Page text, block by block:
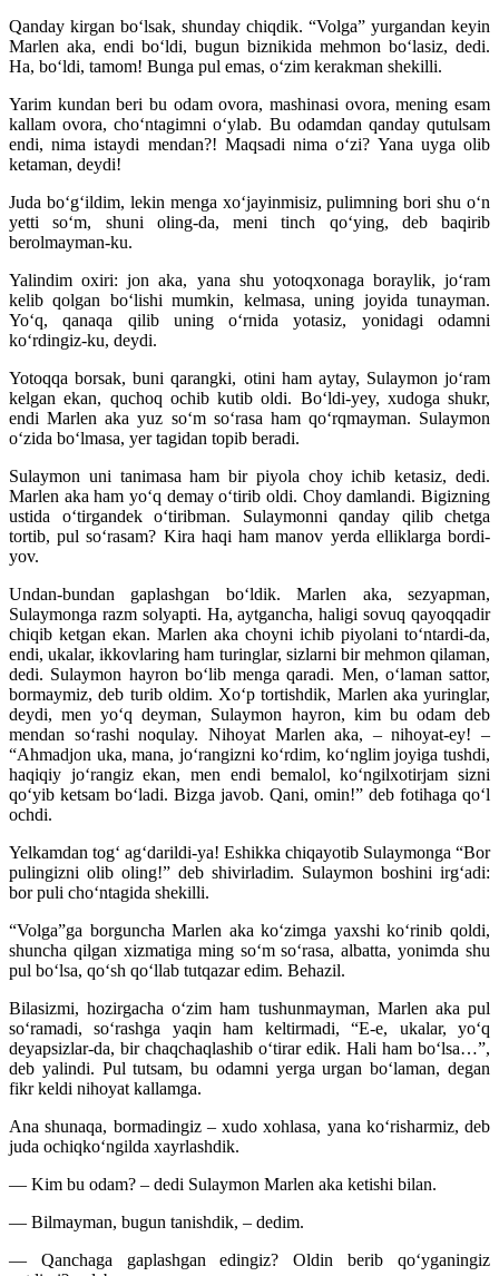
Qanday kirgan bo‘lsak, shunday chiqdik. “Volga” yurgandan keyin
Marlen aka, endi bo‘ldi, bugun biznikida mehmon bo‘lasiz, dedi.
Ha, bo‘ldi, tamom! Bunga pul emas, o‘zim kerakman shekilli.
Yarim kundan beri bu odam ovora, mashinasi ovora, mening esam
kallam ovora, cho‘ntagimni o‘ylab. Bu odamdan qanday qutulsam
endi, nima istaydi mendan?! Maqsadi nima o‘zi? Yana uyga olib
ketaman, deydi!
Juda bo‘g‘ildim, lekin menga xo‘jayinmisiz, pulimning bori shu o‘n
yetti so‘m, shuni oling-da, meni tinch qo‘ying, deb baqirib
berolmayman-ku.
Yalindim oxiri: jon aka, yana shu yotoqxonaga boraylik, jo‘ram
kelib qolgan bo‘lishi mumkin, kelmasa, uning joyida tunayman.
Yo‘q, qanaqa qilib uning o‘rnida yotasiz, yonidagi odamni
ko‘rdingiz-ku, deydi.
Yotoqqa borsak, buni qarangki, otini ham aytay, Sulaymon jo‘ram
kelgan ekan, quchoq ochib kutib oldi. Bo‘ldi-yey, xudoga shukr,
endi Marlen aka yuz so‘m so‘rasa ham qo‘rqmayman. Sulaymon
o‘zida bo‘lmasa, yer tagidan topib beradi.
Sulaymon uni tanimasa ham bir piyola choy ichib ketasiz, dedi.
Marlen aka ham yo‘q demay o‘tirib oldi. Choy damlandi. Bigizning
ustida o‘tirgandek o‘tiribman. Sulaymonni qanday qilib chetga
tortib, pul so‘rasam? Kira haqi ham manov yerda elliklarga bordi-
yov.
Undan-bundan gaplashgan bo‘ldik. Marlen aka, sezyapman,
Sulaymonga razm solyapti. Ha, aytgancha, haligi sovuq qayoqqadir
chiqib ketgan ekan. Marlen aka choyni ichib piyolani to‘ntardi-da,
endi, ukalar, ikkovlaring ham turinglar, sizlarni bir mehmon qilaman,
dedi. Sulaymon hayron bo‘lib menga qaradi. Men, o‘laman sattor,
bormaymiz, deb turib oldim. Xo‘p tortishdik, Marlen aka yuringlar,
deydi, men yo‘q deyman, Sulaymon hayron, kim bu odam deb
mendan so‘rashi noqulay. Nihoyat Marlen aka, – nihoyat-ey! –
“Ahmadjon uka, mana, jo‘rangizni ko‘rdim, ko‘nglim joyiga tushdi,
haqiqiy jo‘rangiz ekan, men endi bemalol, ko‘ngilxotirjam sizni
qo‘yib ketsam bo‘ladi. Bizga javob. Qani, omin!” deb fotihaga qo‘l
ochdi.
Yelkamdan tog‘ ag‘darildi-ya! Eshikka chiqayotib Sulaymonga “Bor
pulingizni olib oling!” deb shivirladim. Sulaymon boshini irg‘adi:
bor puli cho‘ntagida shekilli.
“Volga”ga borguncha Marlen aka ko‘zimga yaxshi ko‘rinib qoldi,
shuncha qilgan xizmatiga ming so‘m so‘rasa, albatta, yonimda shu
pul bo‘lsa, qo‘sh qo‘llab tutqazar edim. Behazil.
Bilasizmi, hozirgacha o‘zim ham tushunmayman, Marlen aka pul
so‘ramadi, so‘rashga yaqin ham keltirmadi, “E-e, ukalar, yo‘q
deyapsizlar-da, bir chaqchaqlashib o‘tirar edik. Hali ham bo‘lsa…”,
deb yalindi. Pul tutsam, bu odamni yerga urgan bo‘laman, degan
fikr keldi nihoyat kallamga.
Ana shunaqa, bormadingiz – xudo xohlasa, yana ko‘risharmiz, deb
juda ochiqko‘ngilda xayrlashdik.
— Kim bu odam? – dedi Sulaymon Marlen aka ketishi bilan.
— Bilmayman, bugun tanishdik, – dedim.
— Qanchaga gaplashgan edingiz? Oldin berib qo‘yganingiz